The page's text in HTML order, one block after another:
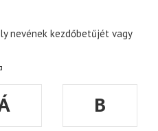
nevének kezdőbetűjét vagy
B